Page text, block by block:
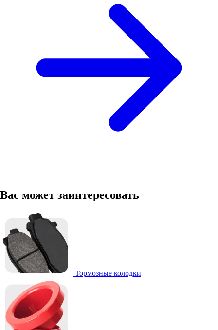
Вас может заинтересовать
Тормозные колодки